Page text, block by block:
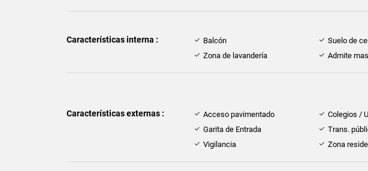
Características interna : Balcón Suelo de
Zona de lavandería
Admite
Características externas : Acceso pavimentado Colegios /
Garita de Entrada
Trans.
Vigilancia
Zona